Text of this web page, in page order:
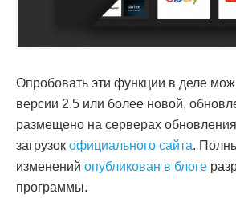
Опробовать эти функции в деле
версии 2.5 или более новой,
размещено на серверах
загрузок официального сайта.
изменений опубликован в блоге
программы.